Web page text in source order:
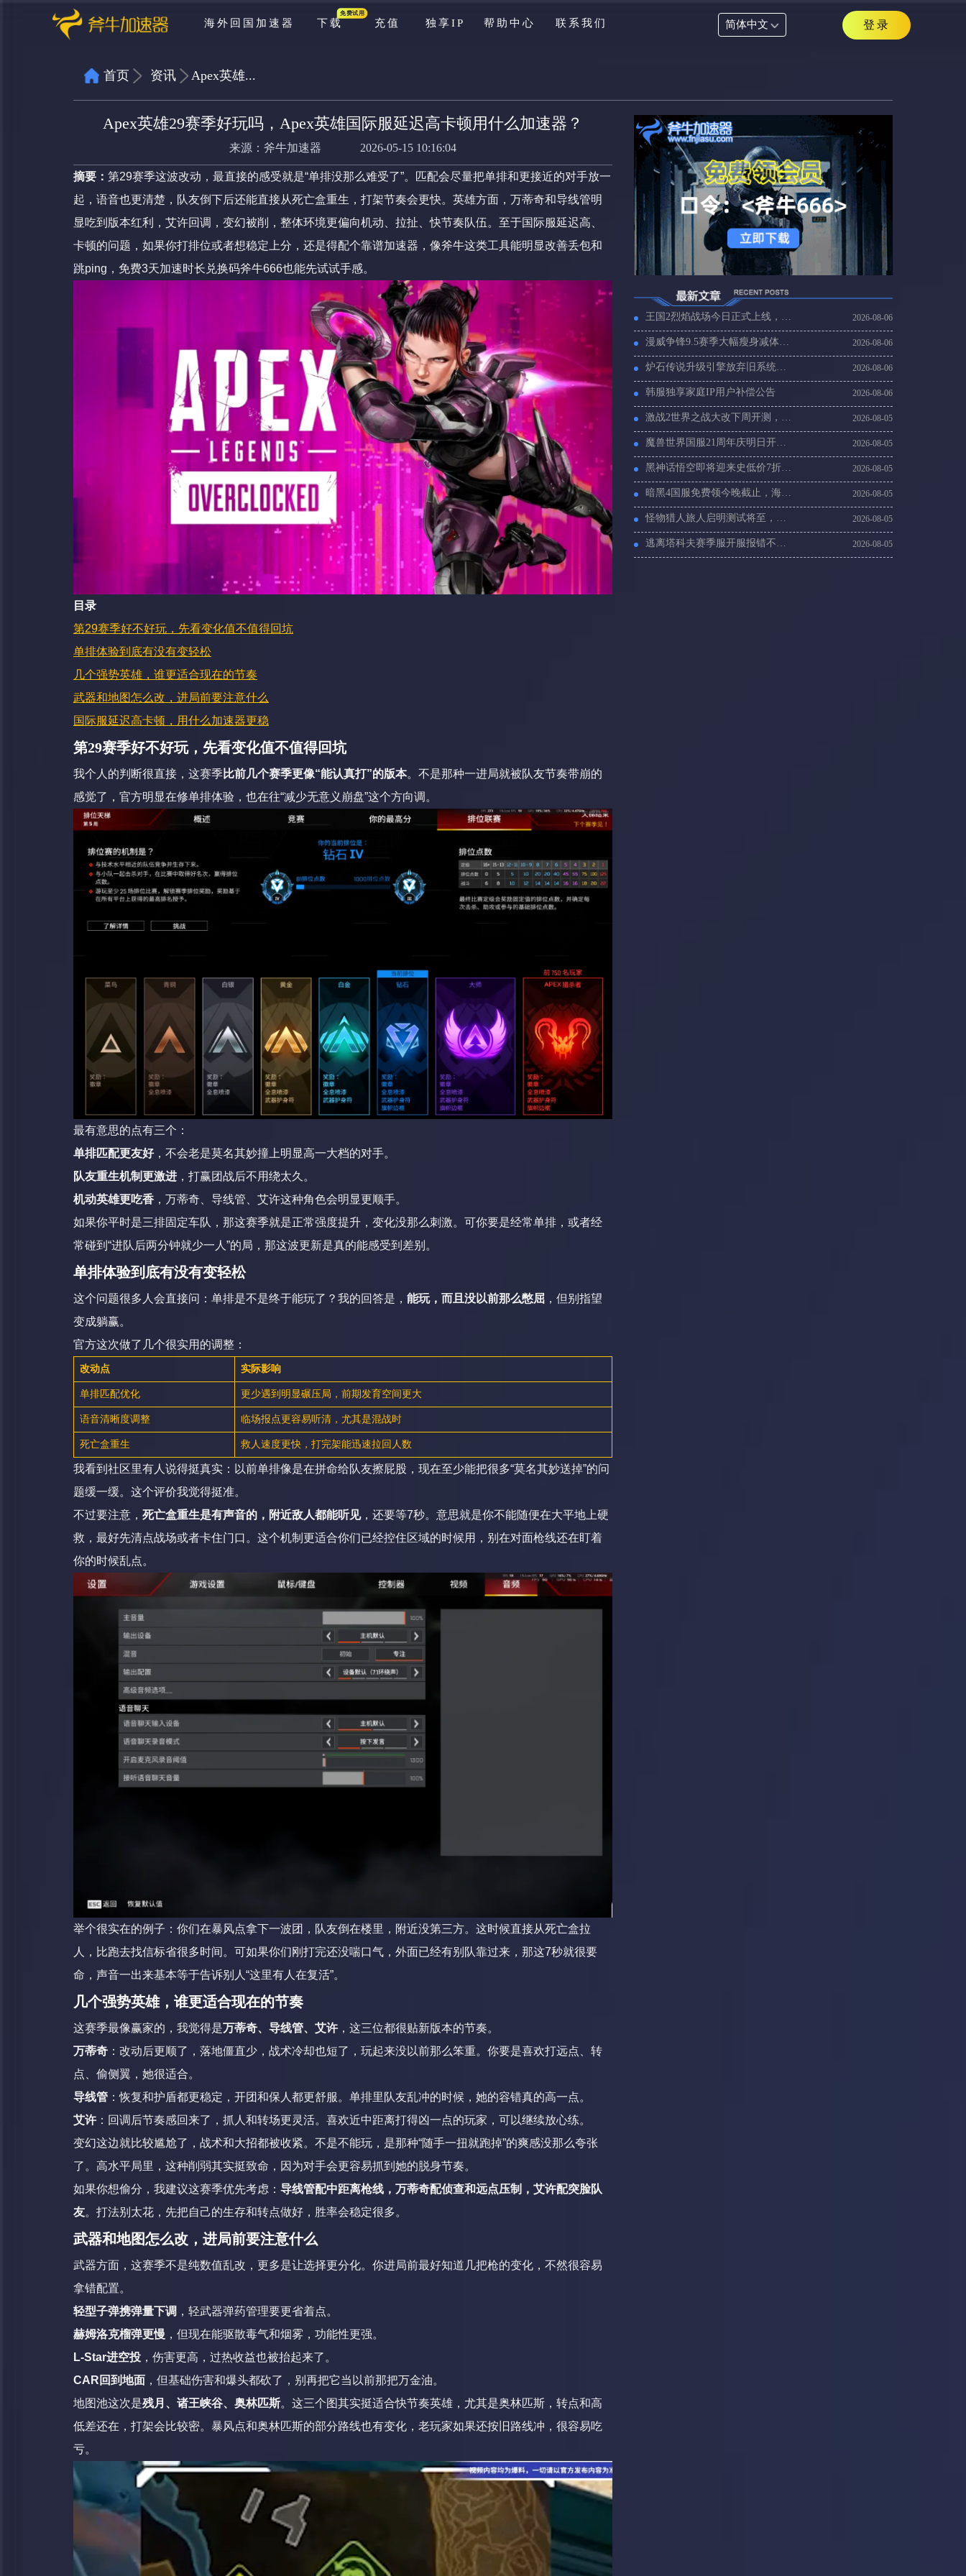
海外回国加速器 下载
免费试用
充值 独享IP 帮助中心
资讯
充值问题
游戏问题
联系我们 简体中文 登录
首页 资讯 Apex英雄...
Apex英雄29赛季好玩吗，Apex英雄国际服延迟高卡顿用什么加速器？
来源： 斧牛加速器 2026-05-15 10:16:04
摘要： 第29赛季这波改动，最直接的感受就是“单排没那么难受了”。匹配会尽量把单排和更接近的对手放一
起，语音也更清楚，队友倒下后还能直接从死亡盒重生，打架节奏会更快。英雄方面，万蒂奇和导线管明
显吃到版本红利，艾许回调，变幻被削，整体环境更偏向机动、拉扯、快节奏队伍。至于国际服延迟高、
卡顿的问题，如果你打排位或者想稳定上分，还是得配个靠谱加速器，像斧牛这类工具能明显改善丢包和
跳ping，免费3天加速时长兑换码斧牛666也能先试试手感。
目录
第29赛季好不好玩，先看变化值不值得回坑
单排体验到底有没有变轻松
几个强势英雄，谁更适合现在的节奏
武器和地图怎么改，进局前要注意什么
国际服延迟高卡顿，用什么加速器更稳
第29赛季好不好玩，先看变化值不值得回坑
我个人的判断很直接，这赛季比前几个赛季更像“能认真打”的版本。不是那种一进局就被队友节奏带崩的
感觉了，官方明显在修单排体验，也在往“减少无意义崩盘”这个方向调。
最有意思的点有三个：
单排匹配更友好，不会老是莫名其妙撞上明显高一大档的对手。
队友重生机制更激进 ，打赢团战后不用绕太久。
机动英雄更吃香 ，万蒂奇、导线管、艾许这种角色会明显更顺手。
如果你平时是三排固定车队，那这赛季就是正常强度提升，变化没那么刺激。可你要是经常单排，或者经
常碰到“进队后两分钟就少一人”的局，那这波更新是真的能感受到差别。
单排体验到底有没有变轻松
这个问题很多人会直接问：单排是不是终于能玩了？我的回答是， 能玩，而且没以前那么憋屈 ，但别指望
变成躺赢。
官方这次做了几个很实用的调整：
改动点 实际影响
单排匹配优化 更少遇到明显碾压局，前期发育空间更大
语音清晰度调整 临场报点更容易听清，尤其是混战时
死亡盒重生 救人速度更快，打完架能迅速拉回人数
我看到社区里有人说得挺真实：以前单排像是在拼命给队友擦屁股，现在至少能把很多“莫名其妙送掉”的问
题缓一缓。这个评价我觉得挺准。
不过要注意， 死亡盒重生是有声音的，附近敌人都能听见，还要等7秒。意思就是你不能随便在大平地上硬
救，最好先清点战场或者卡住门口。这个机制更适合你们已经控住区域的时候用，别在对面枪线还在盯着
你的时候乱点。
举个很实在的例子：你们在暴风点拿下一波团，队友倒在楼里，附近没第三方。这时候直接从死亡盒拉
人，比跑去找信标省很多时间。可如果你们刚打完还没喘口气，外面已经有别队靠过来，那这7秒就很要
命，声音一出来基本等于告诉别人“这里有人在复活”。
几个强势英雄，谁更适合现在的节奏
这赛季最像赢家的，我觉得是万蒂奇、导线管、艾许 ，这三位都很贴新版本的节奏。
万蒂奇 ：改动后更顺了，落地僵直少，战术冷却也短了，玩起来没以前那么笨重。你要是喜欢打远点、转
点、偷侧翼，她很适合。
导线管 ：恢复和护盾都更稳定，开团和保人都更舒服。单排里队友乱冲的时候，她的容错真的高一点。
艾许 ：回调后节奏感回来了，抓人和转场更灵活。喜欢近中距离打得凶一点的玩家，可以继续放心练。
变幻这边就比较尴尬了，战术和大招都被收紧。不是不能玩，是那种“随手一扭就跑掉”的爽感没那么夸张
了。高水平局里，这种削弱其实挺致命，因为对手会更容易抓到她的脱身节奏。
如果你想偷分，我建议这赛季优先考虑： 导线管配中距离枪线，万蒂奇配侦查和远点压制，艾许配突脸队
友。打法别太花，先把自己的生存和转点做好，胜率会稳定很多。
武器和地图怎么改，进局前要注意什么
武器方面，这赛季不是纯数值乱改，更多是让选择更分化。你进局前最好知道几把枪的变化，不然很容易
拿错配置。
轻型子弹携弹量下调 ，轻武器弹药管理要更省着点。
赫姆洛克榴弹更慢 ，但现在能驱散毒气和烟雾，功能性更强。
L-Star进空投 ，伤害更高，过热收益也被抬起来了。
CAR回到地面 ，但基础伤害和爆头都砍了，别再把它当以前那把万金油。
地图池这次是残月、诸王峡谷、奥林匹斯。这三个图其实挺适合快节奏英雄，尤其是奥林匹斯，转点和高
低差还在，打架会比较密。暴风点和奥林匹斯的部分路线也有变化，老玩家如果还按旧路线冲，很容易吃
亏。
王国2烈焰战场今日正式上线，连不上王国2服务器延迟高速解 2026-08-06
漫威争锋9.5赛季大幅瘦身减体积，漫威争锋国际服更新慢进不去游戏这样解决 2026-08-06
炉石传说升级引擎放弃旧系统，国外玩炉石传说14赛季卡顿咋办 2026-08-06
韩服独享家庭IP用户补偿公告 2026-08-06
激战2世界之战大改下周开测，海外玩激战2国服延迟低的加速器推荐 2026-08-05
魔兽世界国服21周年庆明日开启，海外玩魔兽国服加速器哪个好 2026-08-05
黑神话悟空即将迎来史低价7折，黑神话悟空下载和更新慢怎么办？ 2026-08-05
暗黑4国服免费领今晚截止，海外玩国服暗黑4下载不了和服务器问题速看 2026-08-05
怪物猎人旅人启明测试将至，海外玩家预下载和回国加速器看这里 2026-08-05
逃离塔科夫赛季服开服报错不断，国内联机问题怎么解 2026-08-05